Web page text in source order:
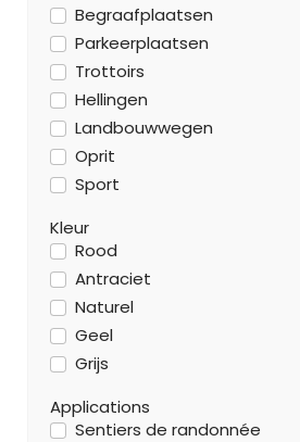
Begraafplaatsen
Parkeerplaatsen
Trottoirs
Hellingen
Landbouwwegen
Oprit
Sport
Kleur
Rood
Antraciet
Naturel
Geel
Grijs
Applications
Sentiers de randonnée